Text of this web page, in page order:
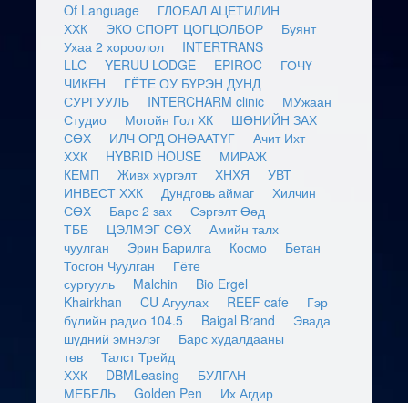
Of Language
ГЛОБАЛ АЦЕТИЛИН
ХХК
ЭКО СПОРТ ЦОГЦОЛБОР
Буянт
Ухаа 2 хороолол
INTERTRANS
LLC
YERUU LODGE EPIROC
ГОЧҮ
ЧИКЕН
ГЁТЕ ОУ БҮРЭН ДУНД
СУРГУУЛЬ
INTERCHARM clinic
МУжаан
Студио
Могойн Гол ХК
ШӨНИЙН ЗАХ
СӨХ
ИЛЧ ОРД ОНӨААТҮГ
Ачит Ихт
ХХК
HYBRID HOUSE
МИРАЖ
КЕМП
Живх хүргэлт ХНХЯ
УВТ
ИНВЕСТ ХХК
Дундговь аймаг
Хилчин
СӨХ
Барс 2 зах
Сэргэлт Өөд
ТББ
ЦЭЛМЭГ СӨХ
Амийн талх
чуулган
Эрин Барилга Космо
Бетан
Тосгон Чуулган
Гёте
сургууль
Malchin
Bio Ergel
Khairkhan
CU Агуулах REEF cafe
Гэр
бүлийн радио 104.5
Baigal Brand
Эвада
шүдний эмнэлэг
Барс худалдааны
төв
Талст Трейд
ХХК
DBMLeasing
БУЛГАН
МЕБЕЛЬ
Golden Pen
Их Агдир